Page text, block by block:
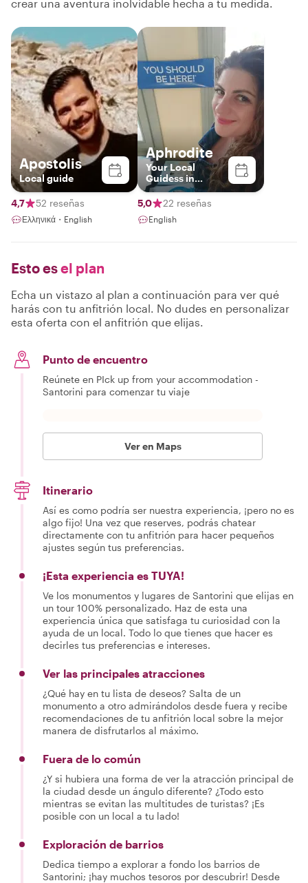
crear una aventura inolvidable hecha a tu medida.
Apostolis
Local guide
4,7 52 reseñas
Ελληνικά・English
Aphrodite
Your Local
Guidess in
Santorini
5,0
22 reseñas
English
Esto esel plan
Echa un vistazo al plan a continuación para ver qué
harás con tu anfitrión local. No dudes en personalizar
esta oferta con el anfitrión que elijas.
Punto de encuentro
Reúnete en PIck up from your accommodation -
Santorini para comenzar tu viaje
Ver en Maps
Itinerario
Así es como podría ser nuestra experiencia, ¡pero no es
algo fijo! Una vez que reserves, podrás chatear
directamente con tu anfitrión para hacer pequeños
ajustes según tus preferencias.
¡Esta experiencia es TUYA!
Ve los monumentos y lugares de Santorini que elijas en
un tour 100% personalizado. Haz de esta una
experiencia única que satisfaga tu curiosidad con la
ayuda de un local. Todo lo que tienes que hacer es
decirles tus preferencias e intereses.
Ver las principales atracciones
¿Qué hay en tu lista de deseos? Salta de un
monumento a otro admirándolos desde fuera y recibe
recomendaciones de tu anfitrión local sobre la mejor
manera de disfrutarlos al máximo.
Fuera de lo común
¿Y si hubiera una forma de ver la atracción principal de
la ciudad desde un ángulo diferente? ¿Todo esto
mientras se evitan las multitudes de turistas? ¡Es
posible con un local a tu lado!
Exploración de barrios
Dedica tiempo a explorar a fondo los barrios de
Santorini; ¡hay muchos tesoros por descubrir! Desde